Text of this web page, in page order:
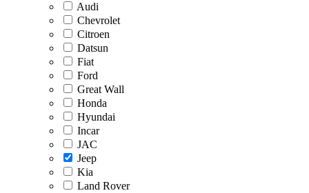
Audi
Chevrolet
Citroen
Datsun
Fiat
Ford
Great Wall
Honda
Hyundai
Incar
JAC
Jeep
Kia
Land Rover